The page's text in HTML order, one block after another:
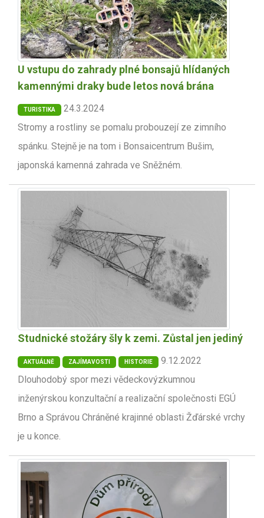
U vstupu do zahrady plné bonsajů hlídaných
kamennými draky bude letos nová brána
TURISTIKA
24.3.2024
Stromy a rostliny se pomalu probouzejí ze zimního
spánku. Stejně je na tom i Bonsaicentrum Bušim,
japonská kamenná zahrada ve Sněžném.
Studnické stožáry šly k zemi. Zůstal jen jediný
AKTUÁLNĚ ZAJÍMAVOSTI HISTORIE
9.12.2022
Dlouhodobý spor mezi vědeckovýzkumnou
inženýrskou konzultační a realizační společnosti EGÚ
Brno a Správou Chráněné krajinné oblasti Žďárské vrchy
je u konce.